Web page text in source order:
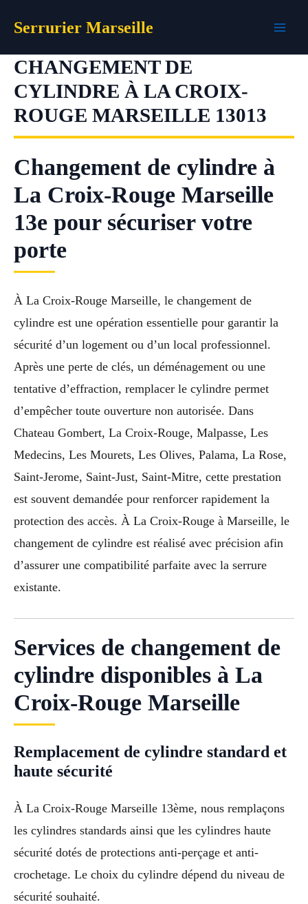
Serrurier Marseille
CHANGEMENT DE
CYLINDRE À LA CROIX-
ROUGE MARSEILLE 13013
Changement de cylindre à
La Croix-Rouge Marseille
13e pour sécuriser votre
porte
À La Croix-Rouge Marseille, le changement de
cylindre est une opération essentielle pour garantir la
sécurité d’un logement ou d’un local professionnel.
Après une perte de clés, un déménagement ou une
tentative d’effraction, remplacer le cylindre permet
d’empêcher toute ouverture non autorisée. Dans
Chateau Gombert, La Croix-Rouge, Malpasse, Les
Medecins, Les Mourets, Les Olives, Palama, La Rose,
Saint-Jerome, Saint-Just, Saint-Mitre, cette prestation
est souvent demandée pour renforcer rapidement la
protection des accès. À La Croix-Rouge à Marseille, le
changement de cylindre est réalisé avec précision afin
d’assurer une compatibilité parfaite avec la serrure
existante.
Services de changement de
cylindre disponibles à La
Croix-Rouge Marseille
Remplacement de cylindre standard et
haute sécurité
À La Croix-Rouge Marseille 13ème, nous remplaçons
les cylindres standards ainsi que les cylindres haute
sécurité dotés de protections anti-perçage et anti-
crochetage. Le choix du cylindre dépend du niveau de
sécurité souhaité.